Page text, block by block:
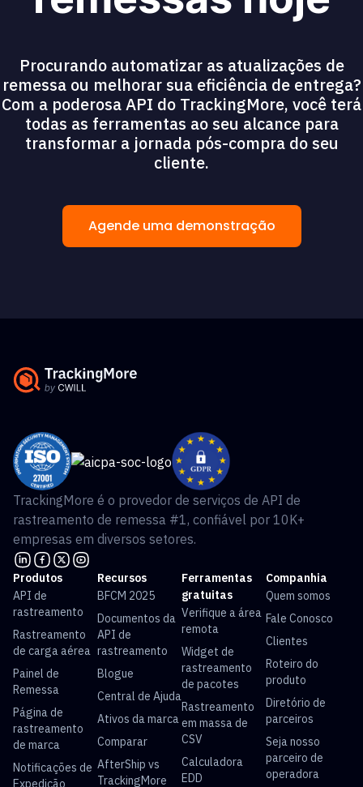
Procurando automatizar as atualizações de
remessa ou melhorar sua eficiência de entrega?
Com a poderosa API do TrackingMore, você terá
todas as ferramentas ao seu alcance para
transformar a jornada pós-compra do seu
cliente.
Agende uma demonstração
TrackingMore é o provedor de serviços de API de
rastreamento de remessa #1, confiável por 10K+
empresas em diversos setores.
Produtos
API de
rastreamento
Rastreamento
de carga aérea
Painel de
Remessa
Página de
rastreamento
de marca
Notificações de
Expedição
Recursos
BFCM 2025
Documentos da
API de
rastreamento
Blogue
Central de Ajuda
Ativos da marca
Comparar
AfterShip vs
TrackingMore
Ferramentas
gratuitas
Verifique a área
remota
Widget de
rastreamento
de pacotes
Rastreamento
em massa de
CSV
Calculadora
EDD
Companhia
Quem somos
Fale Conosco
Clientes
Roteiro do
produto
Diretório de
parceiros
Seja nosso
parceiro de
operadora